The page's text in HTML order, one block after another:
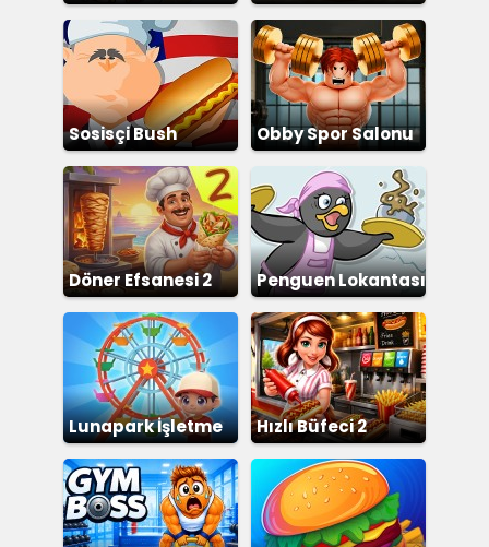
Sosisçi Bush Obby Spor Salonu
Döner Efsanesi 2 Penguen Lokantası
Lunapark İşletme Hızlı Büfeci 2